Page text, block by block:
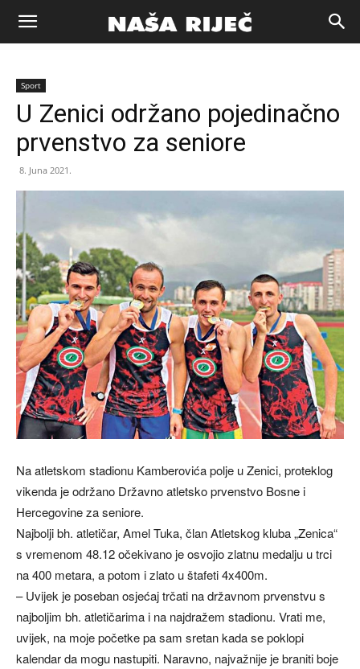
Naša
riječ
Zenica
Sport
U Zenici održano pojedinačno
prvenstvo za seniore
8. Juna 2021.
Na atletskom stadionu Kamberovića polje u Zenici, proteklog
vikenda je održano Državno atletsko prvenstvo Bosne i
Hercegovine za seniore.
Najbolji bh. atletičar, Amel Tuka, član Atletskog kluba „Zenica“
s vremenom 48.12 očekivano je osvojio zlatnu medalju u trci
na 400 metara, a potom i zlato u štafeti 4x400m.
– Uvijek je poseban osjećaj trčati na državnom prvenstvu s
najboljim bh. atletičarima i na najdražem stadionu. Vrati me,
uvijek, na moje početke pa sam sretan kada se poklopi
kalendar da mogu nastupiti. Naravno, najvažnije je braniti boje